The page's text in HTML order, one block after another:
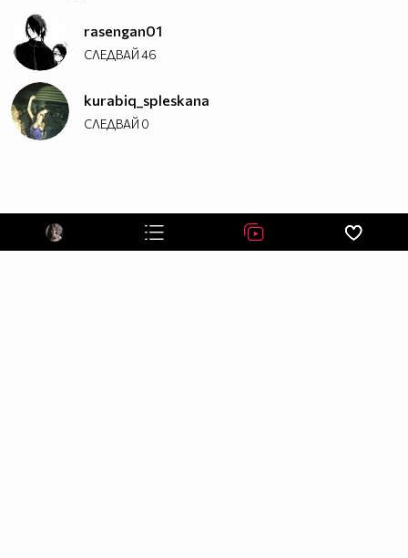
rasengan01
СЛЕДВАЙ46
kurabiq_spleskana
СЛЕДВАЙ 0